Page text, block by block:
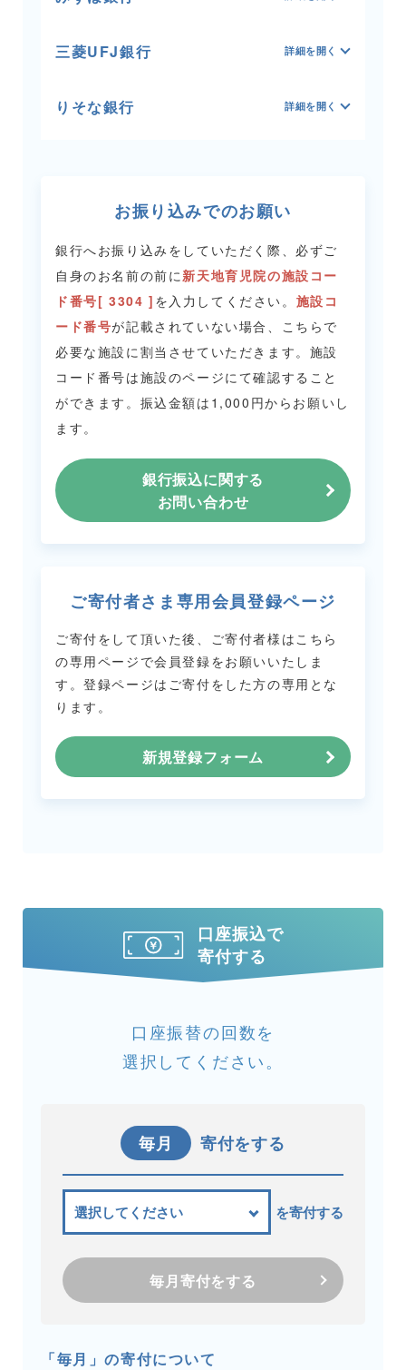
三菱UFJ銀行
りそな銀行
お振り込みでのお願い
銀行へお振り込みをしていただく際、必ずご
自身のお名前の前に新天地育児院の施設コー
ド番号[ 3304 ] を入力してください。 施設コ
ード番号が記載されていない場合、こちらで
必要な施設に割当させていただきます。 施設
コード番号は施設のページにて確認すること
ができます。 振込金額は1,000円からお願いし
ます。
銀行振込に関する
お問い合わせ
ご寄付者さま専用会員登録ページ
ご寄付をして頂いた後、ご寄付者様はこちら
の専用ページで会員登録をお願いいたしま
す。登録ページはご寄付をした方の専用とな
ります。
新規登録フォーム
口座振込で
寄付する
口座振替の回数を
選択してください。
毎月 寄付をする
を寄付する
毎月寄付をする
「毎月」の寄付について